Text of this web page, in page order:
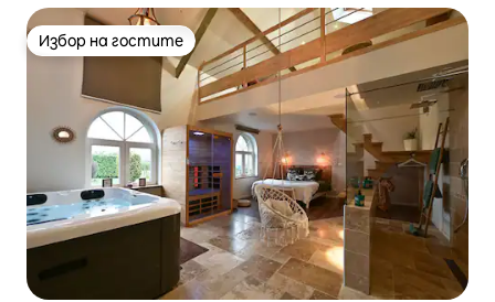
Избор на гостите
Избор на гостите